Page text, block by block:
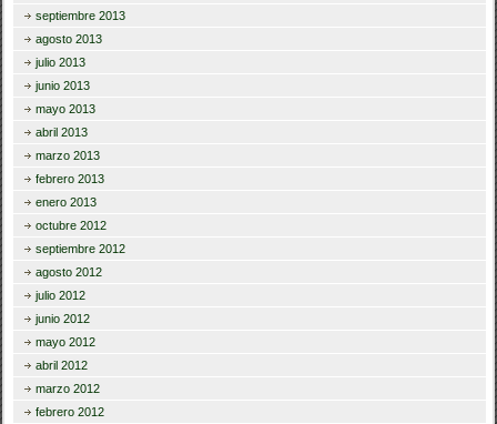
septiembre 2013
agosto 2013
julio 2013
junio 2013
mayo 2013
abril 2013
marzo 2013
febrero 2013
enero 2013
octubre 2012
septiembre 2012
agosto 2012
julio 2012
junio 2012
mayo 2012
abril 2012
marzo 2012
febrero 2012